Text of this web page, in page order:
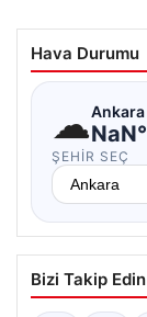
Hava Durumu
☁Ankara
ŞEHIR SEÇ
Bizi Takip Edin